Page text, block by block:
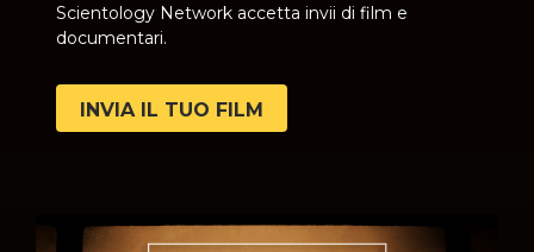
Scientology Network accetta invii di film e
documentari.
INVIA IL TUO FILM